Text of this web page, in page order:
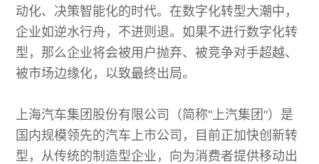
动化、决策智能化的时代。在数字化转型大潮中，
企业如逆水行舟，不进则退。如果不进行数字化转
型，那么企业将会被用户抛弃、被竞争对手超越、
被市场边缘化，以致最终出局。
上海汽车集团股份有限公司（简称"上汽集团"）是
国内规模领先的汽车上市公司，目前正加快创新转
型，从传统的制造型企业，向为消费者提供移动出